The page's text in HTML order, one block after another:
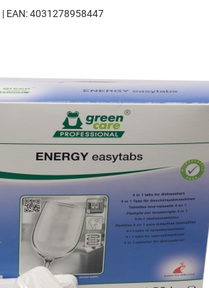
| EAN: 4031278958447